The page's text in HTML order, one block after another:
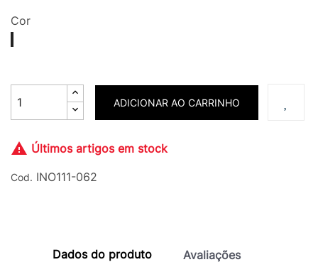
Cor
De
ADICIONAR AO CARRINHO
 Últimos artigos em stock
Cod. INO111-062
Dados do produto Avaliações